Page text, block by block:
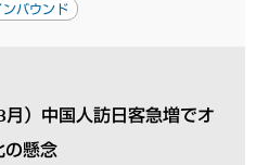
ンバウンド
）中国人訪日客急増でオ
の懸念